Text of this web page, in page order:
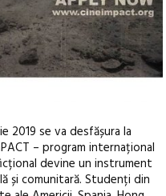
2019 se va desfășura la
– program internațional
devine un instrument
și comunitară. Studenți din